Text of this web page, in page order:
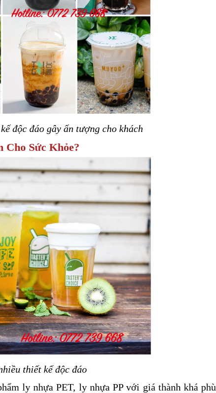
độc đáo gây ấn tượng cho khách
Cho Sức Khỏe?
thiết kế độc đáo
ly nhựa PET, ly nhựa PP với giá thành khá phù